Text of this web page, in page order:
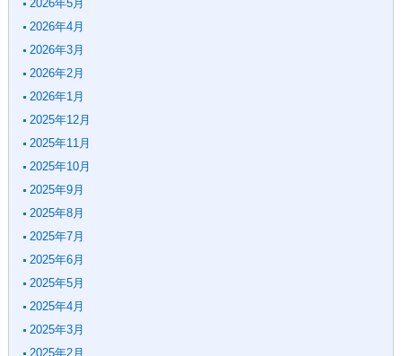
2026年5月
2026年4月
2026年3月
2026年2月
2026年1月
2025年12月
2025年11月
2025年10月
2025年9月
2025年8月
2025年7月
2025年6月
2025年5月
2025年4月
2025年3月
2025年2月